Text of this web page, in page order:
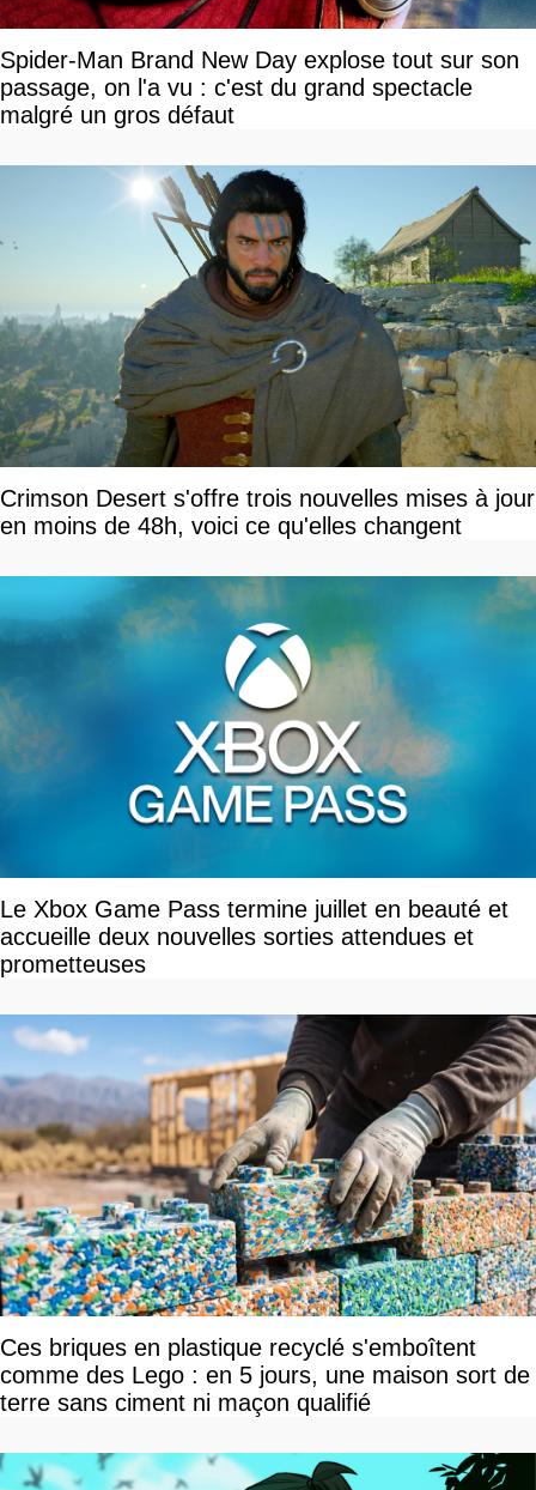
Spider-Man Brand New Day explose tout sur son
passage, on l'a vu : c'est du grand spectacle
malgré un gros défaut
Crimson Desert s'offre trois nouvelles mises à jour
en moins de 48h, voici ce qu'elles changent
Le Xbox Game Pass termine juillet en beauté et
accueille deux nouvelles sorties attendues et
prometteuses
Ces briques en plastique recyclé s'emboîtent
comme des Lego : en 5 jours, une maison sort de
terre sans ciment ni maçon qualifié